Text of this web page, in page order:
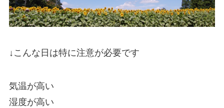
↓こんな日は特に注意が必要です
気温が高い
湿度が高い